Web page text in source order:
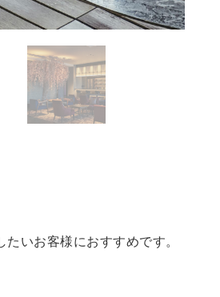
いお客様におすすめです。